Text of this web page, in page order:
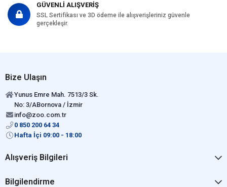
GÜVENLİ ALIŞVERİŞ
SSL Sertifikası ve 3D ödeme ile alışverişleriniz güvenle
gerçekleşir.
Bize Ulaşın
Yunus Emre Mah. 7513/3 Sk.
No: 3/ABornova / İzmir
info@zoo.com.tr
0 850 200 64 34
Hafta İçi 09:00 - 18:00
Alışveriş Bilgileri
Bilgilendirme